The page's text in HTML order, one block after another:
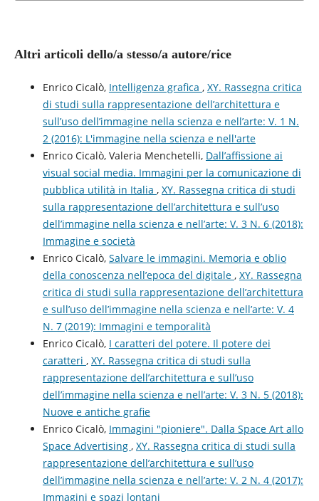
Altri articoli dello/a stesso/a autore/rice
Enrico Cicalò, Intelligenza grafica , XY. Rassegna critica
di studi sulla rappresentazione dell’architettura e
sull’uso dell’immagine nella scienza e nell’arte: V. 1 N.
2 (2016): L'immagine nella scienza e nell'arte
Enrico Cicalò, Valeria Menchetelli, Dall’affissione ai
visual social media. Immagini per la comunicazione di
pubblica utilità in Italia , XY. Rassegna critica di studi
sulla rappresentazione dell’architettura e sull’uso
dell’immagine nella scienza e nell’arte: V. 3 N. 6 (2018):
Immagine e società
Enrico Cicalò, Salvare le immagini. Memoria e oblio
della conoscenza nell’epoca del digitale , XY. Rassegna
critica di studi sulla rappresentazione dell’architettura
e sull’uso dell’immagine nella scienza e nell’arte: V. 4
N. 7 (2019): Immagini e temporalità
Enrico Cicalò, I caratteri del potere. Il potere dei
caratteri , XY. Rassegna critica di studi sulla
rappresentazione dell’architettura e sull’uso
dell’immagine nella scienza e nell’arte: V. 3 N. 5 (2018):
Nuove e antiche grafie
Enrico Cicalò, Immagini "pioniere". Dalla Space Art allo
Space Advertising , XY. Rassegna critica di studi sulla
rappresentazione dell’architettura e sull’uso
dell’immagine nella scienza e nell’arte: V. 2 N. 4 (2017):
Immagini e spazi lontani